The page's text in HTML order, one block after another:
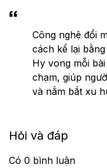
Công nghệ đổi
cách kể lại
Hy vọng mỗi
chạm, giúp
và nắm bắt xu
Hỏi và đáp
Có 0 bình luận